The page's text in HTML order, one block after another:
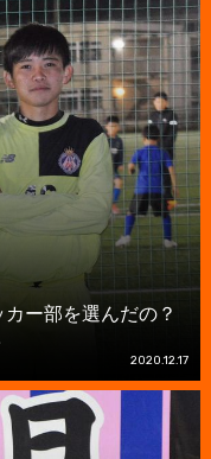
ー部を選んだの？
2020.12.17